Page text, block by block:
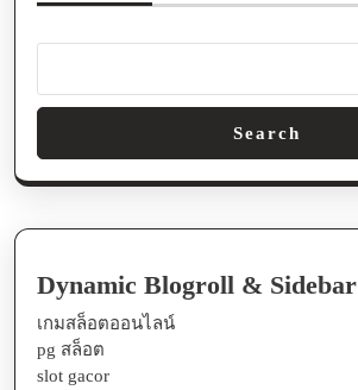
Search
Dynamic Blogroll & Sidebar
เกมสล็อตออนไลน์
pg สล็อต
slot gacor